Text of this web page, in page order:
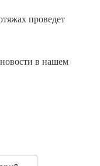
проведет
в нашем